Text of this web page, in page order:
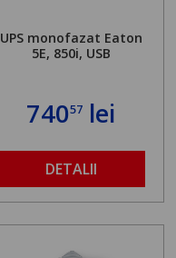
UPS monofazat Eaton
5E, 850i, USB
74057 lei
DETALII